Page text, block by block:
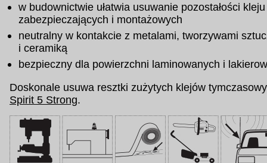
w budownictwie ułatwia usuwanie pozostałości
zabezpieczających i montażowych
neutralny w kontakcie z metalami, tworzywami
i ceramiką
bezpieczny dla powierzchni laminowanych i
Doskonale usuwa resztki zużytych klejów
Spirit 5 Strong.